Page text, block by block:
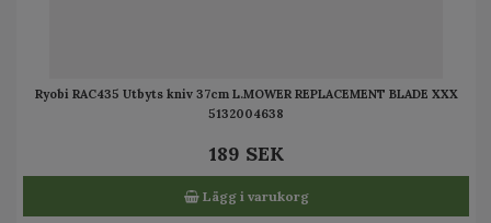
Ryobi RAC435 Utbyts kniv 37cm L.MOWER REPLACEMENT BLADE XXX
5132004638
189 SEK
Lägg i varukorg